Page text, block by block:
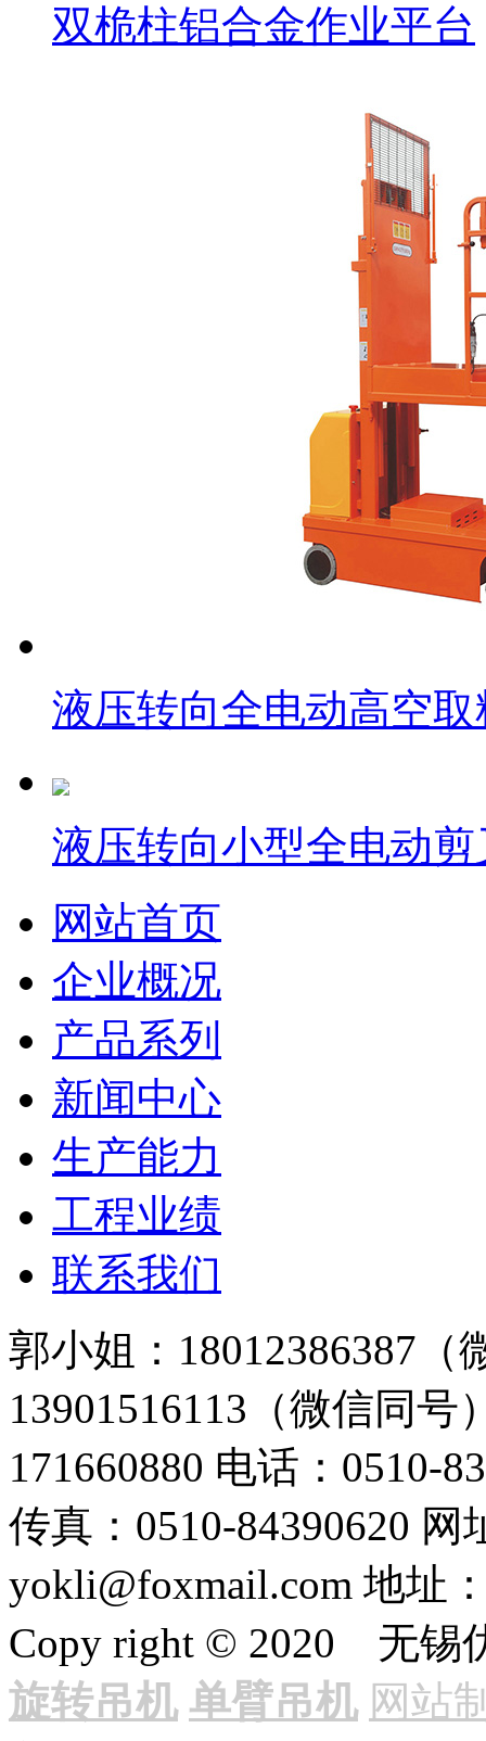
双桅柱铝合金作业平台
液压转向全电动高空取
液压转向小型全电动
网站首页
企业概况
产品系列
新闻中心
生产能力
工程业绩
联系我们
郭小姐：18012386387（
13901516113（微信同号
171660880 电话：0510-
传真：0510-84390620 网
yokli@foxmail.com 地址
Copy right © 2020 无锡
旋转吊机 单臂吊机 网站